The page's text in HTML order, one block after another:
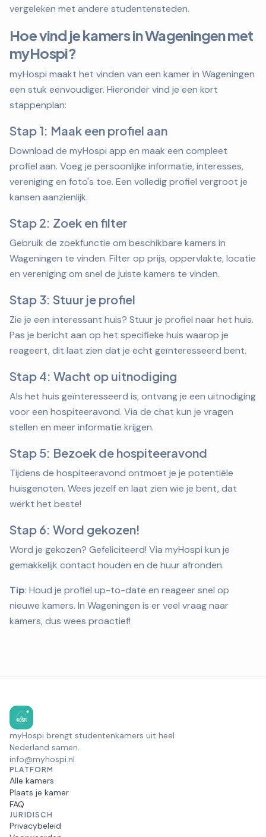
vergeleken met andere studentensteden.
Hoe vind je kamers in Wageningen met
myHospi?
myHospi maakt het vinden van een kamer in Wageningen
een stuk eenvoudiger. Hieronder vind je een kort
stappenplan:
Stap 1: Maak een profiel aan
Download de myHospi app en maak een compleet
profiel aan. Voeg je persoonlijke informatie, interesses,
vereniging en foto's toe. Een volledig profiel vergroot je
kansen aanzienlijk.
Stap 2: Zoek en filter
Gebruik de zoekfunctie om beschikbare kamers in
Wageningen te vinden. Filter op prijs, oppervlakte, locatie
en vereniging om snel de juiste kamers te vinden.
Stap 3: Stuur je profiel
Zie je een interessant huis? Stuur je profiel naar het huis.
Pas je bericht aan op het specifieke huis waarop je
reageert, dit laat zien dat je echt geïnteresseerd bent.
Stap 4: Wacht op uitnodiging
Als het huis geïnteresseerd is, ontvang je een uitnodiging
voor een hospiteeravond. Via de chat kun je vragen
stellen en meer informatie krijgen.
Stap 5: Bezoek de hospiteeravond
Tijdens de hospiteeravond ontmoet je je potentiële
huisgenoten. Wees jezelf en laat zien wie je bent, dat
werkt het beste!
Stap 6: Word gekozen!
Word je gekozen? Gefeliciteerd! Via myHospi kun je
gemakkelijk contact houden en de huur afronden.
Tip: Houd je profiel up-to-date en reageer snel op
nieuwe kamers. In Wageningen is er veel vraag naar
kamers, dus wees proactief!
myHospi brengt studentenkamers uit heel
Nederland samen.
info@myhospi.nl
PLATFORM
Alle kamers
Plaats je kamer
FAQ
JURIDISCH
Privacybeleid